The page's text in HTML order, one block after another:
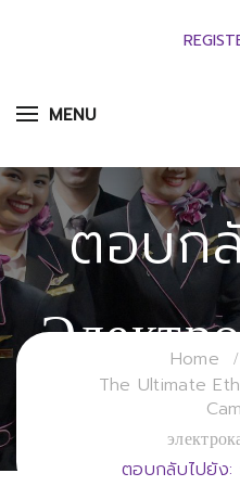
MENU
ตอบก
วิทยาลัยการจัดก
มหาวิทยาลัย
Home
The Ultimate
ตอบกลับไปยัง: